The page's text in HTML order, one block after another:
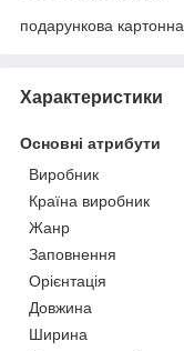
подарункова
Характеристики
Основні атрибути
Виробник
Країна виробник
Жанр
Заповнення
Орієнтація
Довжина
Ширина